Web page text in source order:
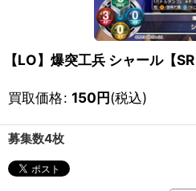
【LO】爆突工兵 シャール【
買取価格: 150円(税込)
募集数4枚